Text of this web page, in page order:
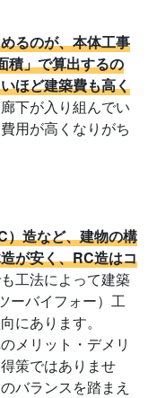
るのが、本体工事
積」で算出するの
ほど建築費も高く
下が入り組んでい
用が高くなりがち
）造など、建物の構
が安く、RC造はコ
工法によって建築
ーバイフォー）工
にあります。
メリット・デメリ
策ではありませ
バランスを踏まえ